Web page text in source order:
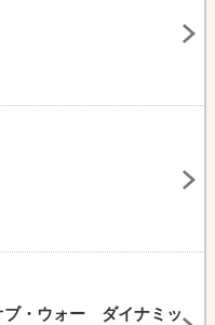
ブ・ウォー ダイナミッ